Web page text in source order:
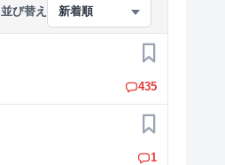
並び替え 新着順
お気に入り
435
お気に入り
1